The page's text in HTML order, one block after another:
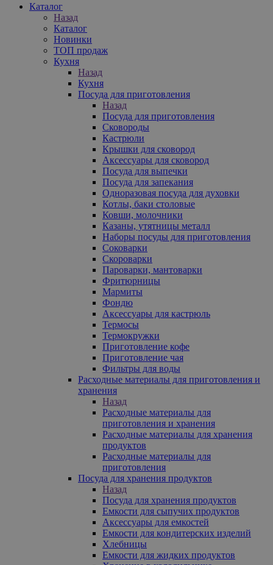
Каталог
Назад
Каталог
Новинки
ТОП продаж
Кухня
Назад
Кухня
Посуда для приготовления
Назад
Посуда для приготовления
Сковороды
Кастрюли
Крышки для сковород
Аксессуары для сковород
Посуда для выпечки
Посуда для запекания
Одноразовая посуда для духовки
Котлы, баки столовые
Ковши, молочники
Казаны, утятницы металл
Наборы посуды для приготовления
Соковарки
Скороварки
Пароварки, мантоварки
Фритюрницы
Мармиты
Фондю
Аксессуары для кастрюль
Термосы
Термокружки
Приготовление кофе
Приготовление чая
Фильтры для воды
Расходные материалы для приготовления и
хранения
Назад
Расходные материалы для
приготовления и хранения
Расходные материалы для хранения
продуктов
Расходные материалы для
приготовления
Посуда для хранения продуктов
Назад
Посуда для хранения продуктов
Емкости для сыпучих продуктов
Аксессуары для емкостей
Емкости для кондитерских изделий
Хлебницы
Емкости для жидких продуктов